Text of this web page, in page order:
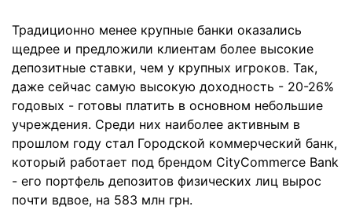
Традиционно менее крупные банки оказались
щедрее и предложили клиентам более высокие
депозитные ставки, чем у крупных игроков. Так,
даже сейчас самую высокую доходность - 20-26%
годовых - готовы платить в основном небольшие
учреждения. Среди них наиболее активным в
прошлом году стал Городской коммерческий банк,
который работает под брендом CityCommerce Bank
- его портфель депозитов физических лиц вырос
почти вдвое, на 583 млн грн.